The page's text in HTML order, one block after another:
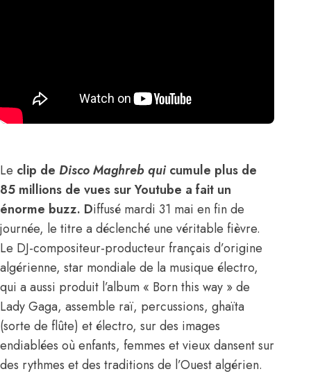
Le clip de Disco Maghreb quicumule plus de
85 millions de vues sur Youtube a fait un
énorme buzz. Diffusé mardi 31 mai en fin de
journée, le titre a déclenché une véritable fièvre.
Le DJ-compositeur-producteur français d’origine
algérienne, star mondiale de la musique électro,
qui a aussi produit l’album « Born this way » de
Lady Gaga, assemble raï, percussions, ghaïta
(sorte de flûte) et électro, sur des images
endiablées où enfants, femmes et vieux dansent sur
des rythmes et des traditions de l’Ouest algérien.